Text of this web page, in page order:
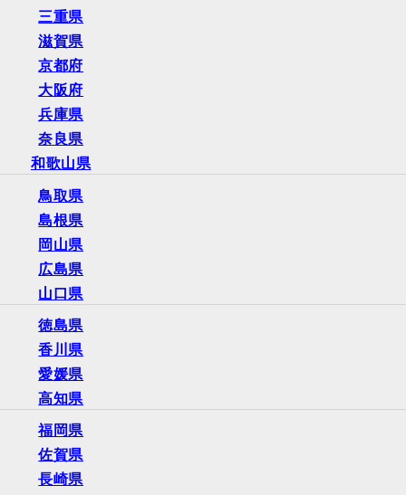
三重県
滋賀県
京都府
大阪府
兵庫県
奈良県
和歌山県
鳥取県
島根県
岡山県
広島県
山口県
徳島県
香川県
愛媛県
高知県
福岡県
佐賀県
長崎県